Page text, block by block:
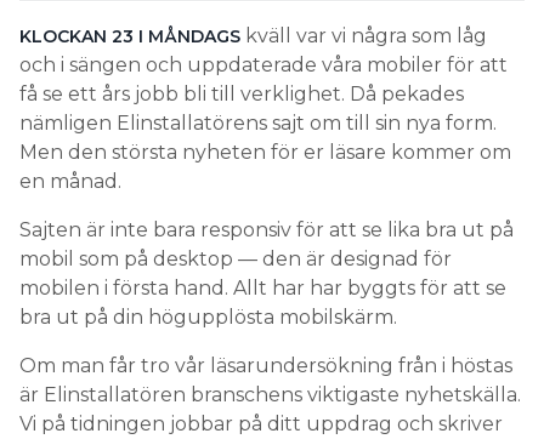
Search for:
SEARCH
KLOCKAN 23 I MÅNDAGS kväll var vi några som låg
och i sängen och uppdaterade våra mobiler för att
få se ett års jobb bli till verklighet. Då pekades
nämligen Elinstallatörens sajt om till sin nya form.
Men den största nyheten för er läsare kommer om
en månad.
Sajten är inte bara responsiv för att se lika bra ut på
mobil som på desktop — den är designad för
mobilen i första hand. Allt har har byggts för att se
bra ut på din högupplösta mobilskärm.
Om man får tro vår läsarundersökning från i höstas
är Elinstallatören branschens viktigaste nyhetskälla.
Vi på tidningen jobbar på ditt uppdrag och skriver